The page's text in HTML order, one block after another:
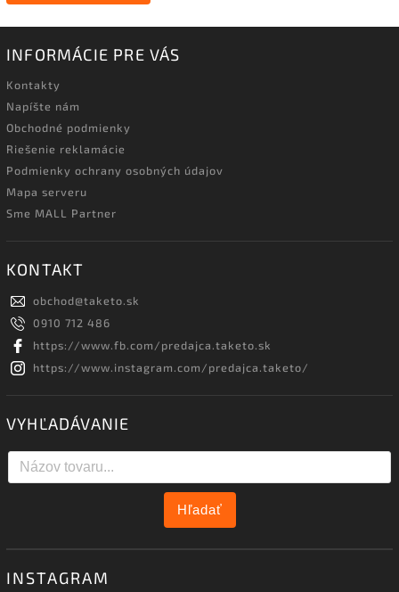
INFORMÁCIE PRE VÁS
Kontakty
Napíšte nám
Obchodné podmienky
Riešenie reklamácie
Podmienky ochrany osobných údajov
Mapa serveru
Sme MALL Partner
KONTAKT
obchod@taketo.sk
0910 712 486
https://www.fb.com/predajca.taketo.sk
https://www.instagram.com/predajca.taketo/
VYHĽADÁVANIE
Hľadať
INSTAGRAM